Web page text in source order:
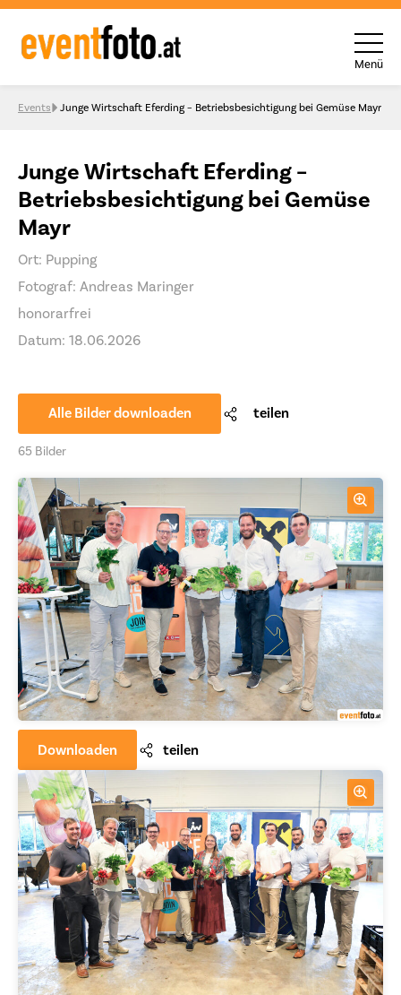
Skip to content
Menü
Events Junge Wirtschaft Eferding – Betriebsbesichtigung bei Gemüse Mayr
Junge Wirtschaft Eferding –
Betriebsbesichtigung bei Gemüse
Mayr
Ort: Pupping
Fotograf: Andreas Maringer
honorarfrei
Datum: 18.06.2026
Alle Bilder downloaden teilen
65 Bilder
Downloaden teilen